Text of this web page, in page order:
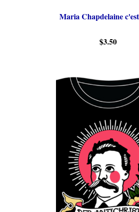
Maria Chapdelaine
$3.50